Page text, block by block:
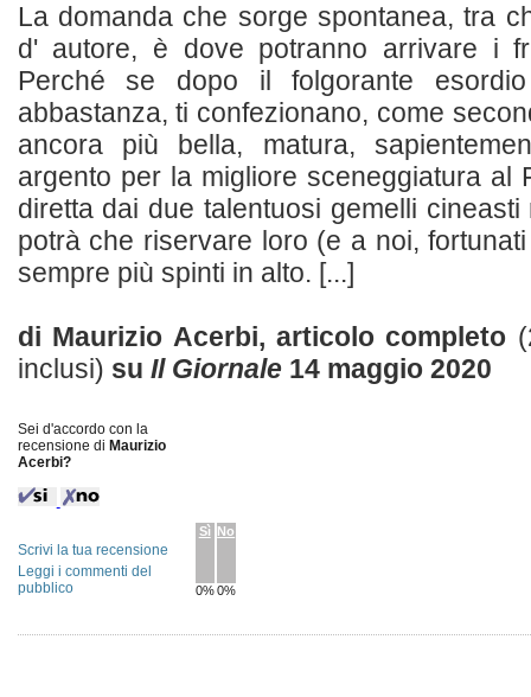
La domanda che sorge spontanea, tra
d' autore, è dove potranno arrivare i
Perché se dopo il folgorante
abbastanza, ti confezionano, come
ancora più bella, matura,
argento per la migliore sceneggiatura al
diretta dai due talentuosi gemelli
potrà che riservare loro (e a noi,
sempre più spinti in alto. [...]
di Maurizio Acerbi, articolo completo
inclusi) su Il Giornale14 maggio 2020
Sei d'accordo con la
recensione di Maurizio
Acerbi?
Sì
0%
No
0%
Scrivi la tua recensione
Leggi i commenti del
pubblico